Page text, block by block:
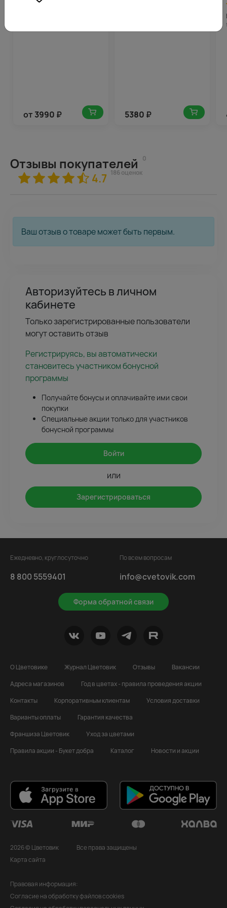
4.5(184)
упаковке
от 3990 ₽
см под ленту
5380 ₽
Отзывы покупателей 0
4.7 186 оценок
Ваш отзыв о товаре может быть первым.
Авторизуйтесь в личном
кабинете
Только зарегистрированные пользователи
могут оставить отзыв
Регистрируясь, вы автоматически
становитесь участником бонусной
программы
Получайте бонусы и оплачивайте ими свои
покупки
Специальные акции только для участников
бонусной программы
Войти
или
Зарегистрироваться
Ежедневно, круглосуточно
8 800 5559401
Форма обратной связи
По всем вопросам
info@cvetovik.com
О Цветовике Журнал Цветовик Отзывы
Вакансии
Адреса магазинов
Год в цветах - правила проведения акции
Контакты
Корпоративным клиентам
Условия доставки
Варианты оплаты
Гарантия качества
Франшиза Цветовик
Уход за цветами
Правила акции - Букет добра
Каталог Новости и акции
2026 © Цветовик
Все права защищены
Карта сайта
Правовая информация:
Согласие на обработку файлов cookies